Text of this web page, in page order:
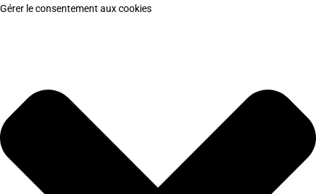
Gérer le consentement aux cookies